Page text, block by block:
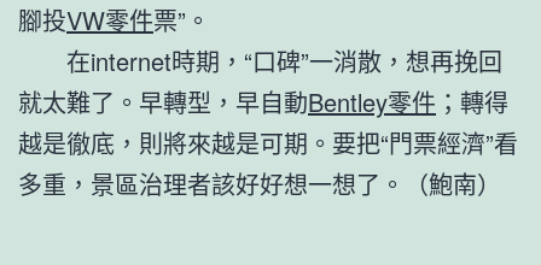
腳投VW零件票”。
在internet時期，“口碑”一消散，想再挽回
就太難了。早轉型，早自動Bentley零件 ；轉得
越是徹底，則將來越是可期。要把“門票經濟”看
多重，景區治理者該好好想一想了。（鮑南）